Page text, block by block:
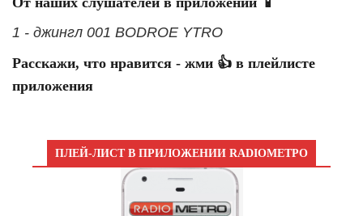
1 - джингл 001 BODROE YTRO
Расскажи, что нравится - жми 👍 в плейлисте
приложения
ПЛЕЙ-ЛИСТ В ПРИЛОЖЕНИИ RADIOМЕТРО